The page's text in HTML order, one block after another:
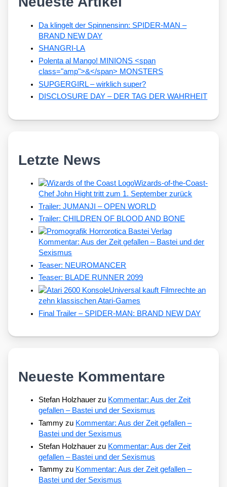
Da klingelt der Spinnensinn: SPIDER-MAN –
BRAND NEW DAY
SHANGRI-LA
Polenta al Mango! MINIONS <span
class="amp">&</span> MONSTERS
SUPGERGIRL – wirklich super?
DISCLOSURE DAY – DER TAG DER WAHRHEIT
Letzte News
Wizards-of-the-Coast-
Chef John Hight tritt zum 1. September zurück
Trailer: JUMANJI – OPEN WORLD
Trailer: CHILDREN OF BLOOD AND BONE
Kommentar: Aus der Zeit gefallen – Bastei und der
Sexismus
Teaser: NEUROMANCER
Teaser: BLADE RUNNER 2099
Universal kauft Filmrechte an
zehn klassischen Atari-Games
Final Trailer – SPIDER-MAN: BRAND NEW DAY
Neueste Kommentare
Stefan Holzhauer zu Kommentar: Aus der Zeit
gefallen – Bastei und der Sexismus
Tammy zu Kommentar: Aus der Zeit gefallen –
Bastei und der Sexismus
Stefan Holzhauer zu Kommentar: Aus der Zeit
gefallen – Bastei und der Sexismus
Tammy zu Kommentar: Aus der Zeit gefallen –
Bastei und der Sexismus